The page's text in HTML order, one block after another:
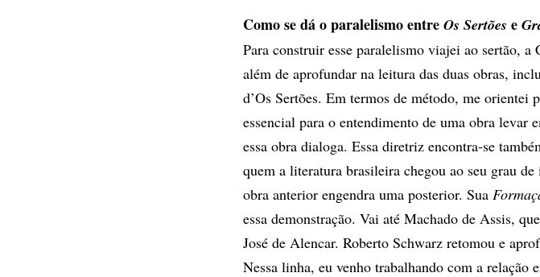
Como se dá o paralelismo entre Os Sertões e
Para construir esse paralelismo viajei ao sertão, a
além de aprofundar na leitura das duas obras,
d’Os Sertões. Em termos de método, me orientei
essencial para o entendimento de uma obra levar
essa obra dialoga. Essa diretriz encontra-se
quem a literatura brasileira chegou ao seu grau
obra anterior engendra uma posterior. Sua
essa demonstração. Vai até Machado de Assis,
José de Alencar. Roberto Schwarz retomou e
Nessa linha, eu venho trabalhando com a relação